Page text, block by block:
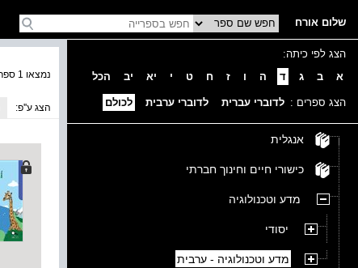
שלום אורח
הצג לפי כיתה:
א
ב ג ד ה ו ז ח ט י יא יב הכל
הצג ספרים : לדוברי עברית לדוברי ערבית לכולם
אנגלית
כישורי חיים וחינוך חברתי
מדע וטכנולוגיה
יסודי
מדע וטכנולוגיה - ערבית
נמצאו 1 ספרים בקטגוריה
הצג ע''פ: